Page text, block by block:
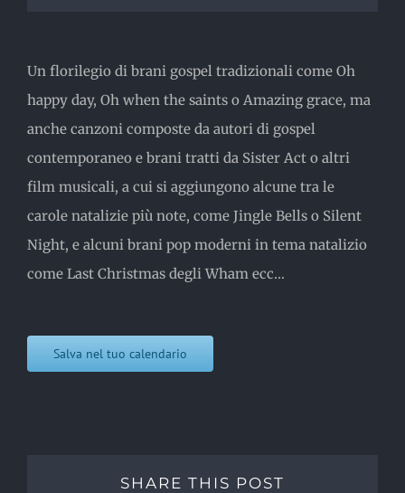
Un florilegio di brani gospel tradizionali come Oh
happy day, Oh when the saints o Amazing grace, ma
anche canzoni composte da autori di gospel
contemporaneo e brani tratti da Sister Act o altri
film musicali, a cui si aggiungono alcune tra le
carole natalizie più note, come Jingle Bells o Silent
Night, e alcuni brani pop moderni in tema natalizio
come Last Christmas degli Wham ecc…
Salva nel tuo calendario
SHARE THIS POST